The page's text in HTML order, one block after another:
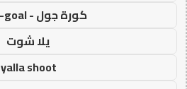
كورة جول - koora-goal
يلا شوت
yalla shoot